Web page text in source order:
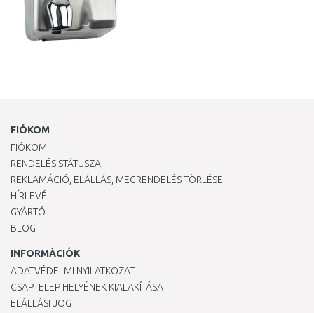
FIÓKOM
FIÓKOM
RENDELÉS STÁTUSZA
REKLAMÁCIÓ, ELÁLLÁS, MEGRENDELÉS TÖRLÉSE
HÍRLEVÉL
GYÁRTÓ
BLOG
INFORMÁCIÓK
ADATVÉDELMI NYILATKOZAT
CSAPTELEP HELYÉNEK KIALAKÍTÁSA
ELÁLLÁSI JOG